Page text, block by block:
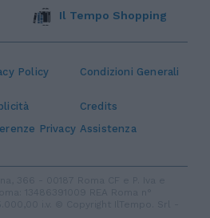
Policy Condizioni Generali
Credits
Privacy Assistenza
Il Tempo Shopping